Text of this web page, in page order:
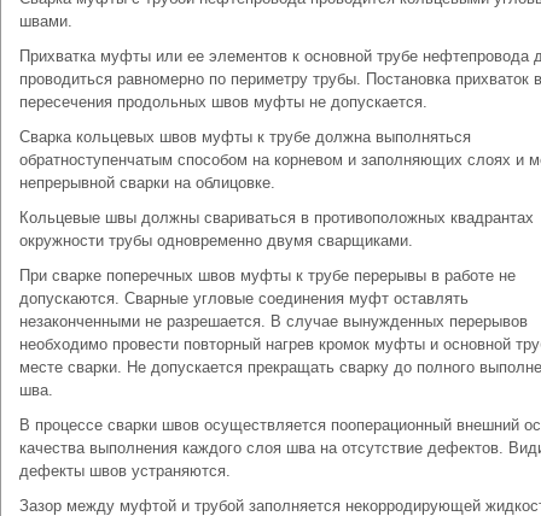
швами.
Прихватка муфты или ее элементов к основной трубе нефтепровода
проводиться равномерно по периметру трубы. Постановка прихваток
пересечения продольных швов муфты не допускается.
Сварка кольцевых швов муфты к трубе должна выполняться
обратноступенчатым способом на корневом и заполняющих слоях и
непрерывной сварки на облицовке.
Кольцевые швы должны свариваться в противоположных квадрантах
окружности трубы одновременно двумя сварщиками.
При сварке поперечных швов муфты к трубе перерывы в работе не
допускаются. Сварные угловые соединения муфт оставлять
незаконченными не разрешается. В случае вынужденных перерывов
необходимо провести повторный нагрев кромок муфты и основной
месте сварки. Не допускается прекращать сварку до полного
шва.
В процессе сварки швов осуществляется пооперационный внешний
качества выполнения каждого слоя шва на отсутствие дефектов.
дефекты швов устраняются.
Зазор между муфтой и трубой заполняется некорродирующей